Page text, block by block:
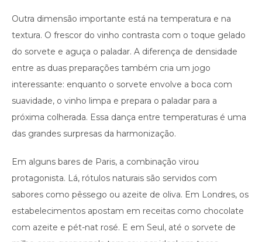
Outra dimensão importante está na temperatura e na
textura. O frescor do vinho contrasta com o toque gelado
do sorvete e aguça o paladar. A diferença de densidade
entre as duas preparações também cria um jogo
interessante: enquanto o sorvete envolve a boca com
suavidade, o vinho limpa e prepara o paladar para a
próxima colherada. Essa dança entre temperaturas é uma
das grandes surpresas da harmonização.
Em alguns bares de Paris, a combinação virou
protagonista. Lá, rótulos naturais são servidos com
sabores como pêssego ou azeite de oliva. Em Londres, os
estabelecimentos apostam em receitas como chocolate
com azeite e pét-nat rosé. E em Seul, até o sorvete de